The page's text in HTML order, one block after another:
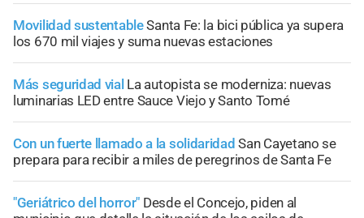
Movilidad sustentableSanta Fe: la bici pública ya supera
los 670 mil viajes y suma nuevas estaciones
Más seguridad vial La autopista se moderniza: nuevas
luminarias LED entre Sauce Viejo y Santo Tomé
Con un fuerte llamado a la solidaridad San Cayetano se
prepara para recibir a miles de peregrinos de Santa Fe
"Geriátrico del horror" Desde el Concejo, piden al